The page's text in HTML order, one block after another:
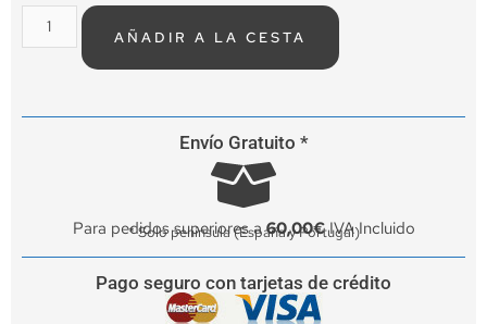
AÑADIR A LA CESTA
Envío Gratuito *
Para pedidos superiores a60,00€IVA Incluido
* Solo península (España y Portugal)
Pago seguro con tarjetas de crédito